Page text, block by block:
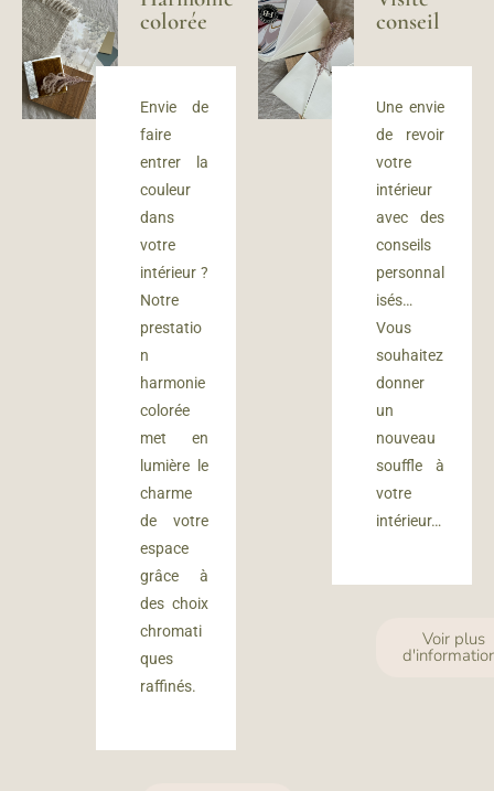
colorée
Envie de
faire
entrer la
couleur
dans
votre
intérieur ?
Notre
prestatio
n
harmonie
colorée
met en
lumière le
charme
de votre
espace
grâce à
des choix
chromati
ques
raffinés.
conseil
Une envie
de revoir
votre
intérieur
avec des
conseils
personnal
isés…
Vous
souhaitez
donner
un
nouveau
souffle à
votre
intérieur…
Voir plus